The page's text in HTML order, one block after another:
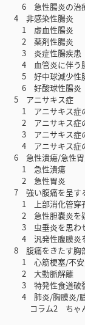
6 急性腸炎の治
4 非感染性腸炎
1 虚血性腸炎
2 薬剤性腸炎
3 炎症性腸疾患
4 血管炎に伴う
5 好中球減少性
6 好酸球性腸炎
5 アニサキス症
1 アニサキス症
2 アニサキス症
3 アニサキス症
4 アニサキス症の
6 急性潰瘍/急性胃
1 急性潰瘍
2 急性胃炎
7 強い腹痛を呈す
1 上部消化管穿孔
2 急性胆嚢炎を疑
3 虫垂炎を思わ
4 汎発性腹膜炎を
8 腹痛をきたす胸
1 心筋梗塞/不安
2 大動脈解離
3 特発性食道破
4 肺炎/胸膜炎/
コラム2 ちゃん